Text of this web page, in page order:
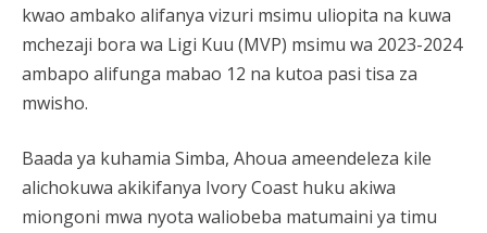
kwao ambako alifanya vizuri msimu uliopita na kuwa
mchezaji bora wa Ligi Kuu (MVP) msimu wa 2023-2024
ambapo alifunga mabao 12 na kutoa pasi tisa za
mwisho.
Baada ya kuhamia Simba, Ahoua ameendeleza kile
alichokuwa akikifanya Ivory Coast huku akiwa
miongoni mwa nyota waliobeba matumaini ya timu